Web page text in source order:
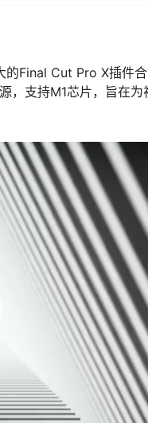
Final Cut Pro X插件
，支持M1芯片，旨在